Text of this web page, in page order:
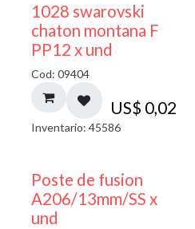
1028 swarovski
chaton montana F
PP12 x und
Cod: 09404
US$ 0,02
Inventario: 45586
Poste de fusion
A206/13mm/SS x
und